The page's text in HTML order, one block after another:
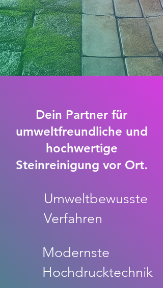
Dein Partner für
umweltfreundliche und
hochwertige
Steinreinigung vor Ort.
Umweltbewusste
Verfahren
Modernste
Hochdrucktechnik